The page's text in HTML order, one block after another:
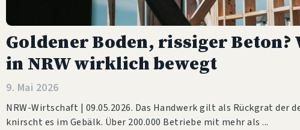
Goldener Boden, rissiger Beton?
in NRW wirklich bewegt
9. Mai 2026
NRW-Wirtschaft | 09.05.2026. Das Handwerk gilt als Rückgrat der
knirscht es im Gebälk. Über 200.000 Betriebe mit mehr als